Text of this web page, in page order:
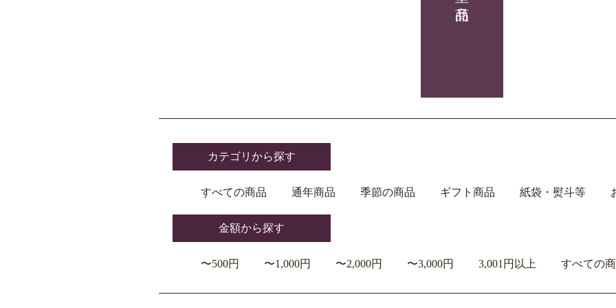
カテゴリから探す
すべての商品 通年商品 季節の商品 ギフト商品 紙袋・熨斗等
金額から探す
〜500円 〜1,000円 〜2,000円 〜3,000円 3,001円以上 すべての